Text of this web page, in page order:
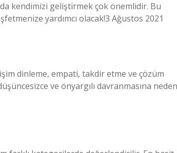
kendimizi geliştirmek çok önemlidir. Bu
yardımcı olacak!3 Ağustos 2021
dinleme, empati, takdir etme ve çözüm
ve önyargılı davranmasına neden